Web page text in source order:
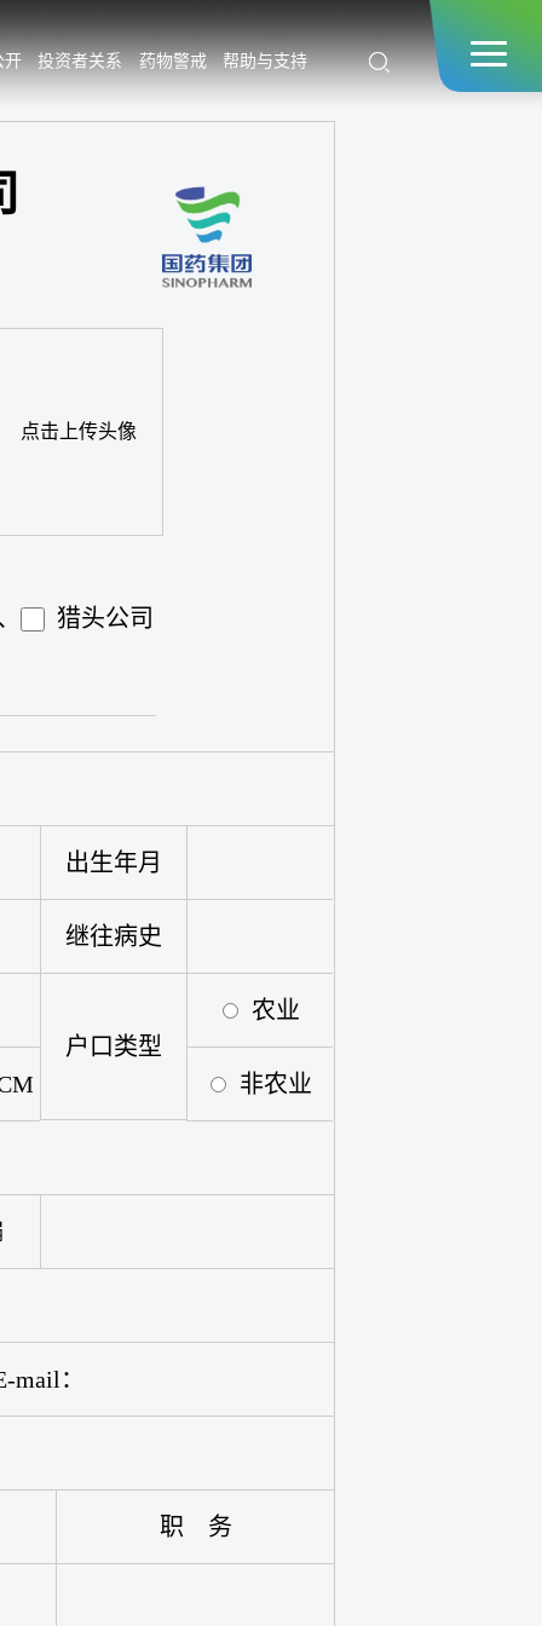
开 投资者关系 药物警戒 帮助与支持
点击上传头像
猎头公司
出生年月
继往病史
户口类型
农业
非农业
mail：
职 务